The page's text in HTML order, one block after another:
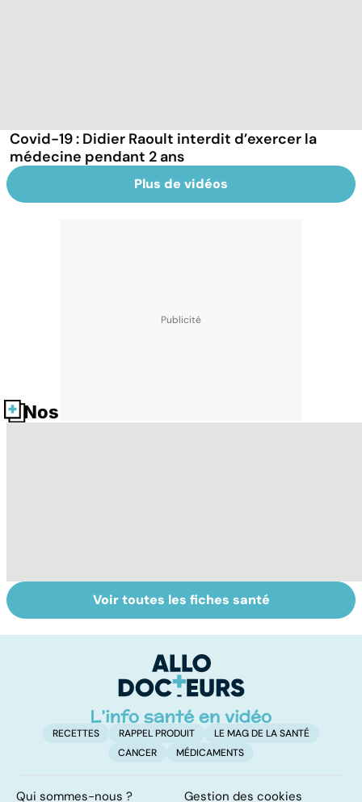
Covid-19 : Didier Raoult interdit d’exercer la
médecine pendant 2 ans
Plus de vidéos
Nos fiches santé
Faire du sport à
domicile, c'est
Don de gamètes :
le pour et le
levée de
l'anonymat
Voir toutes les fiches santé
RECETTES RAPPEL PRODUIT
LE MAG DE LA SANTÉ
CANCER
MÉDICAMENTS
Qui sommes-nous ? Gestion des cookies